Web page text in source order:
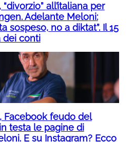
all’italiana per
Adelante Meloni:
sospeso, no a diktat”. Il 15
dei conti
Facebook feudo del
testa le pagine di
E su Instagram? Ecco